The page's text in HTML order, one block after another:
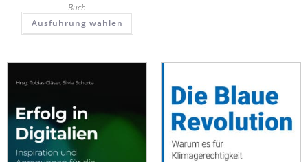
Buch
Ausführung wählen